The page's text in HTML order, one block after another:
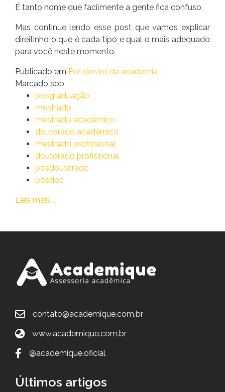
É tanto nome que facilmente a gente fica confuso.
Mas continue lendo esse post que vamos explicar
direitinho o que é cada tipo e qual o mais adequado
para você neste momento.
Publicado em Por dentro da academia
Marcado sob
pósgraduação
mestrado
mestrado acadêmico
doutorado acadêmico
mestrado profissional
doutorado profissional
pósdoutorado
pósdoc
Leia mais ...
contato@academique.com.br
www.academique.com.br
@academique.oficial
Últimos artigos